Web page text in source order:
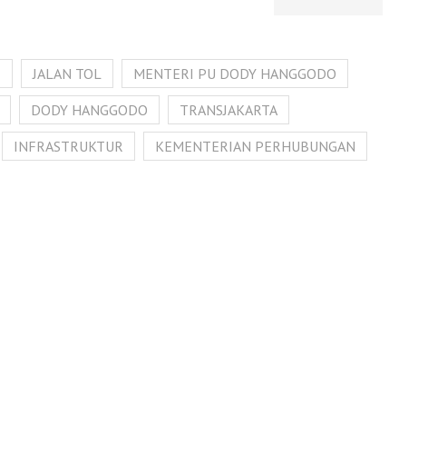
JALAN TOL
MENTERI PU DODY HANGGODO
DODY HANGGODO
TRANSJAKARTA
INFRASTRUKTUR
KEMENTERIAN PERHUBUNGAN